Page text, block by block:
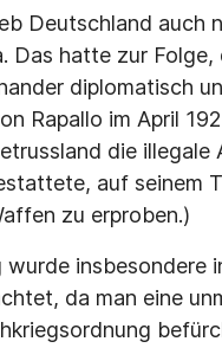
Deutschland auch
Das hatte zur
diplomatisch
Rapallo im April
die illegale
auf seinem
zu erproben.)
wurde insbesondere
da man eine